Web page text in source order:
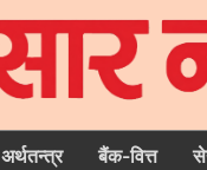
अर्थतन्त्र बैंक-वित्त